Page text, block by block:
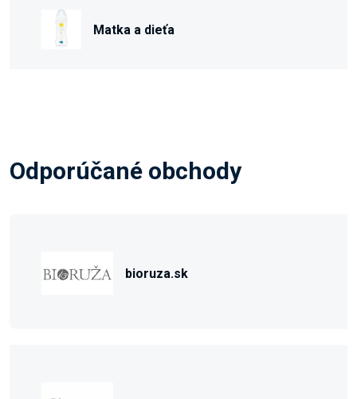
Matka a dieťa
Odporúčané obchody
bioruza.sk